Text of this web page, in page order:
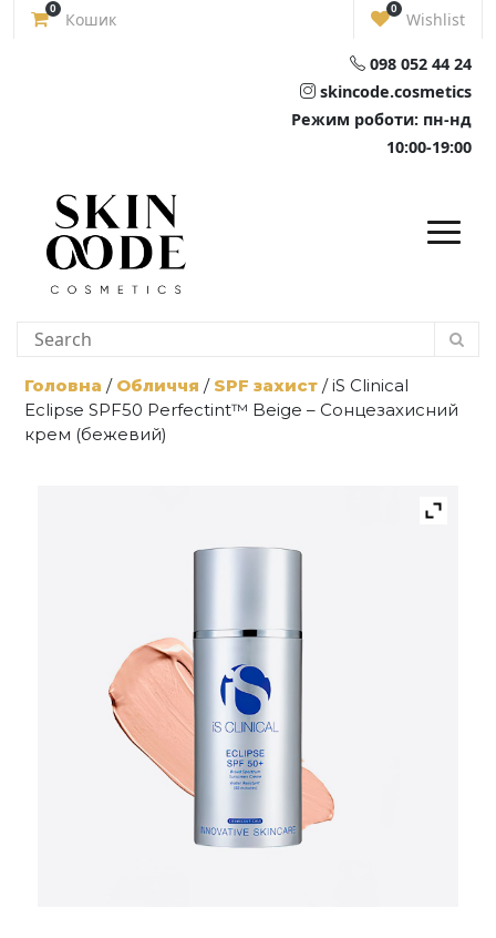
Skip
0
Кошик
0
Wishlist
098 052 44 24
skincode.cosmetics
Режим роботи: пн-нд
10:00-19:00
Головна / Обличчя / SPF захист / iS Clinical
Eclipse SPF50 Perfectint™ Beige – Сонцезахисний
крем (бежевий)